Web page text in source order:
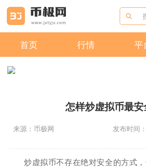
首页 行情 平
怎样炒虚拟币最安
来源：币极网 发布时间
炒虚拟币不存在绝对安全的方式